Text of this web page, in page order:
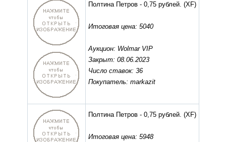
Полтина Петров - 0,75 рублей. (XF)
Итоговая цена: 5040
Аукцион: Wolmar VIP
Закрыт: 08.06.2023
Число ставок: 36
Покупатель: markazit
Полтина Петров - 0,75 рублей. (XF)
Итоговая цена: 5948